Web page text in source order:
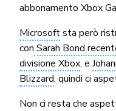
abbonamento Xbox
Microsoftsta però
con Sarah Bond
divisione Xbox, e
Blizzard, quindi ci
Non ci resta che